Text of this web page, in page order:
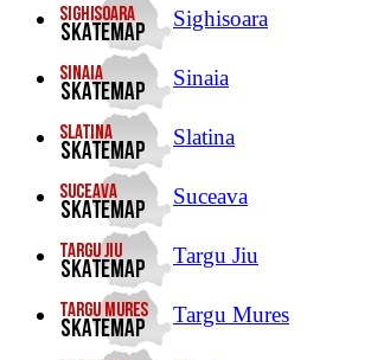
Sighisoara
Sinaia
Slatina
Suceava
Targu Jiu
Targu Mures